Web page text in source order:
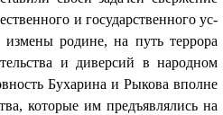
и государственного ус­
родине, на путь террора
и диверсий в народном
Бухарина и Рыко­ва вполне
которые им предъявлялись на